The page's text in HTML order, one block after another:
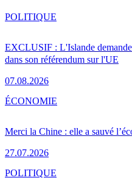
EXCLUSIF : L'Islande
dans son référendum sur l'UE
07.08.2026
POLITIQUE
Merci la Chine : elle a sauvé
27.07.2026
ÉCONOMIE
POLITIQUE